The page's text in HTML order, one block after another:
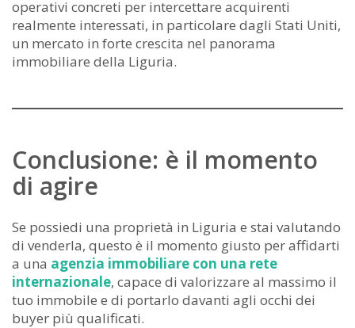
operativi concreti per intercettare acquirenti
realmente interessati, in particolare dagli Stati Uniti,
un mercato in forte crescita nel panorama
immobiliare della Liguria.
Conclusione: è il momento
di agire
Se possiedi una proprietà in Liguria e stai valutando
di venderla, questo è il momento giusto per affidarti
a una agenzia immobiliare con una rete
internazionale, capace di valorizzare al massimo il
tuo immobile e di portarlo davanti agli occhi dei
buyer più qualificati.